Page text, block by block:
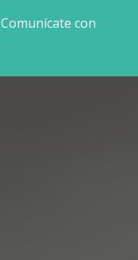
Comunícate con